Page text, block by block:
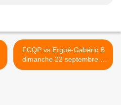
FCQP vs Ergué-Gabéric B
dimanche 22 septembre à
Kervahut >